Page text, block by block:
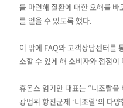
를 마련해 질환에 대한 오해를 바
를 얻을 수 있도록 했다.
이 밖에 FAQ와 고객상담센터를
소할 수 있게 해 소비자와 접점
휴온스 엄기안 대표는 “니조랄
광범위 항진균제 ‘니조랄’의 다